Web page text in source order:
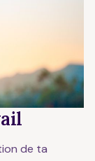
de ta